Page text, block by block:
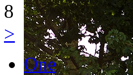
8
>
One